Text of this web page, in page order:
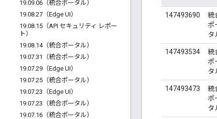
19.09.06（統合ポータル）
19.08.27（Edge UI）
19.08.15（API セキュリティ レポー
ト）
19.08.14（統合ポータル）
19.07.31（統合ポータル）
19.07.29（Edge UI）
19.07.25（統合ポータル）
19.07.23（Edge UI）
19.07.23（統合ポータル）
19.07.16（統合ポータル）
147493690
統
ポ
タ
147493534
統
ポ
タ
147493473
統
ポ
タ